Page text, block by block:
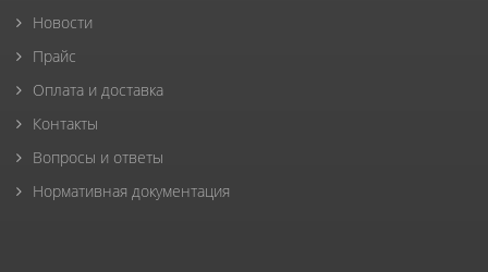
Новости
Прайс
Оплата и доставка
Контакты
Вопросы и ответы
Нормативная документация